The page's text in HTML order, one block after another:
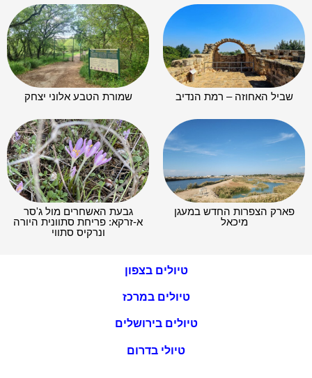
שביל האחוזה – רמת הנדיב שמורת הטבע אלוני יצחק
פארק הצפרות החדש במעגן
מיכאל
גבעת האשחרים מול ג'סר
א-זרקא: פריחת סתוונית היורה
ונרקיס סתווי
טיולים בצפון
טיולים במרכז
טיולים בירושלים
טיולי בדרום